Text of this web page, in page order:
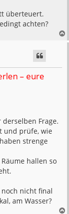
überteuert.
achten?
– eure
Frage.
und prüfe, wie
strenge
hallen so
nicht final
am Wasser?